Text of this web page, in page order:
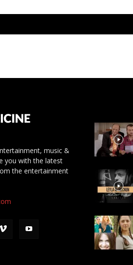
music &
you with the latest
the entertainment